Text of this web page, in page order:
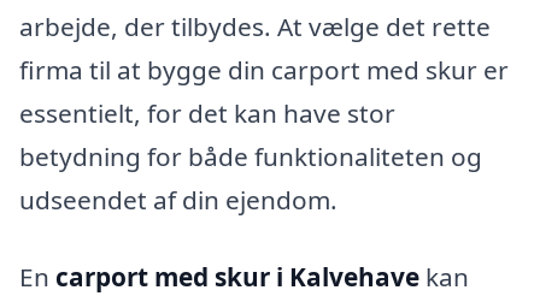
arbejde, der tilbydes. At vælge det rette
firma til at bygge din carport med skur er
essentielt, for det kan have stor
betydning for både funktionaliteten og
udseendet af din ejendom.
En carport med skur i Kalvehave kan